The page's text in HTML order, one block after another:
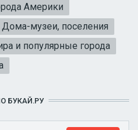
Америки
Дома-музеи, поселения
и популярные города
БУКАЙ.РУ